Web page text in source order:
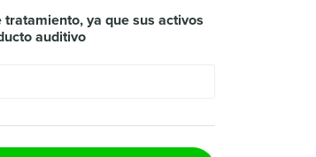
ya que sus activos
auditivo